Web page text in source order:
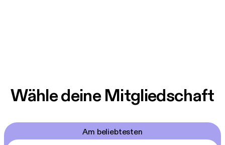
Wähle deine Mitgliedschaft
Am beliebtesten